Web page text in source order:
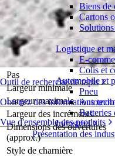
Outil de recherche de tapis
Obtenez des informations
Vue d'ensemble des produits
Biens de
Cartons
Logistique et
E-
Colis et
Automobile et
Pneu
Batteries
Industriel
Présentation des
Spirale Rounded
Série 2600
Répartition
Demande de
Pas
Largeur minimale
Largeur maximale
Largeur des incréments
Dimensions des ouvertures
(approx.)
Style de charnière